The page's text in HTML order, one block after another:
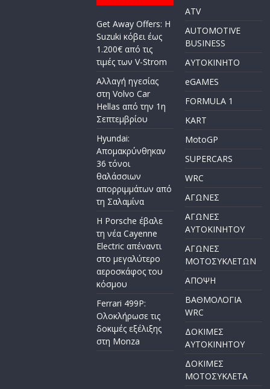
Get Away Offers: Η
Suzuki κόβει έως
1.200€ από τις
τιμές των V-Strom
Αλλαγή ηγεσίας
στη Volvo Car
Hellas από την 1η
Σεπτεμβρίου
Hyundai:
Απομακρύνθηκαν
36 τόνοι
θαλάσσιων
απορριμμάτων από
τη Σαλαμίνα
Η Porsche έβαλε
τη νέα Cayenne
Electric απέναντι
στο μεγαλύτερο
αεροσκάφος του
κόσμου
Ferrari 499P:
Ολοκλήρωσε τις
δοκιμές εξέλιξης
στη Monza
ATV
AUTOMOTIVE
BUSINESS
AYTOKINHTO
eGAMES
FORMULA 1
KART
MotoGP
SUPERCARS
WRC
ΑΓΩΝΕΣ
ΑΓΩΝΕΣ
AYTOKINHTOY
ΑΓΩΝΕΣ
ΜΟΤΟΣΥΚΛΕΤΩΝ
ΑΠΟΨΗ
ΒΑΘΜΟΛΟΓΙΑ
WRC
ΔΟΚΙΜΕΣ
ΑΥΤΟΚΙΝΗΤΟΥ
ΔΟΚΙΜΕΣ
ΜΟΤΟΣΥΚΛΕΤΑ